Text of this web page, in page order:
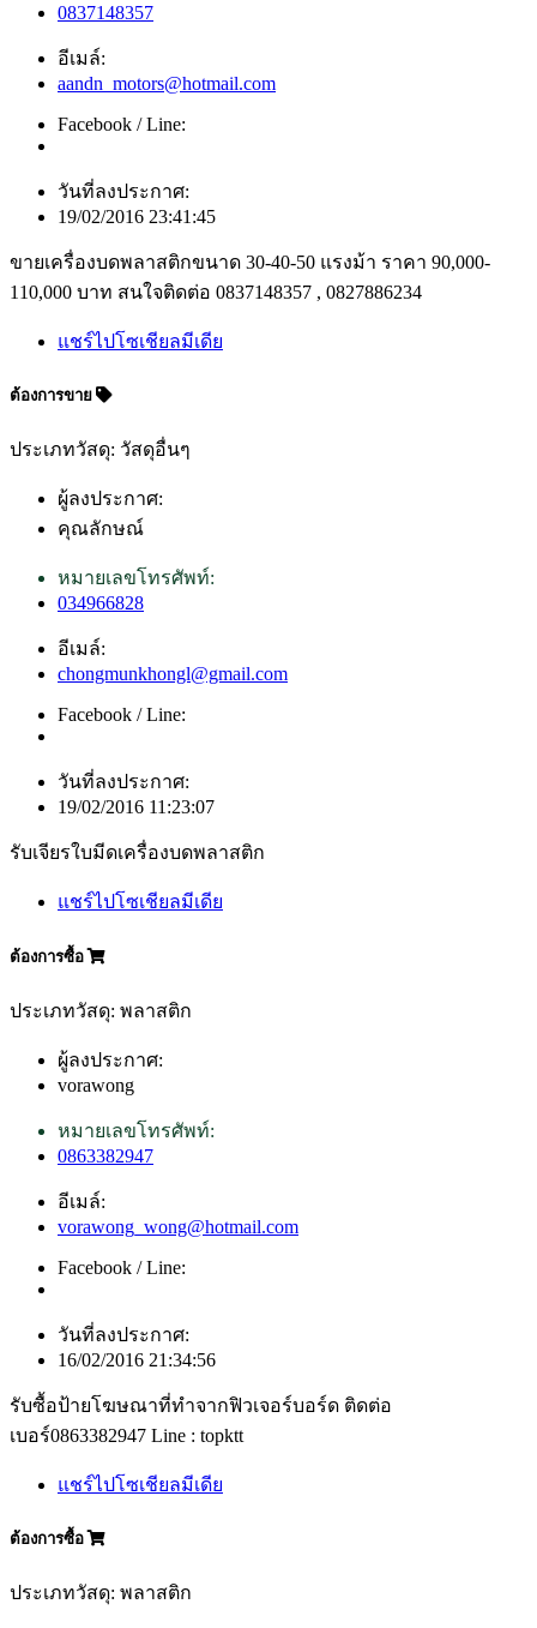
0837148357
อีเมล์:
aandn_motors@hotmail.com
Facebook / Line:
วันที่ลงประกาศ:
19/02/2016 23:41:45
ขายเครื่องบดพลาสติกขนาด 30-40-50 แรงม้า ราคา 90,000-
110,000 บาท สนใจติดต่อ 0837148357 , 0827886234
แชร์ไปโซเชียลมีเดีย
ต้องการขาย
ประเภทวัสดุ: วัสดุอื่นๆ
ผู้ลงประกาศ:
คุณลักษณ์
หมายเลขโทรศัพท์:
034966828
อีเมล์:
chongmunkhongl@gmail.com
Facebook / Line:
วันที่ลงประกาศ:
19/02/2016 11:23:07
รับเจียรใบมีดเครื่องบดพลาสติก
แชร์ไปโซเชียลมีเดีย
ต้องการซื้อ
ประเภทวัสดุ: พลาสติก
ผู้ลงประกาศ:
vorawong
หมายเลขโทรศัพท์:
0863382947
อีเมล์:
vorawong_wong@hotmail.com
Facebook / Line:
วันที่ลงประกาศ:
16/02/2016 21:34:56
รับซื้อป้ายโฆษณาที่ทำจากฟิวเจอร์บอร์ด ติดต่อ
เบอร์0863382947 Line : topktt
แชร์ไปโซเชียลมีเดีย
ต้องการซื้อ
ประเภทวัสดุ: พลาสติก